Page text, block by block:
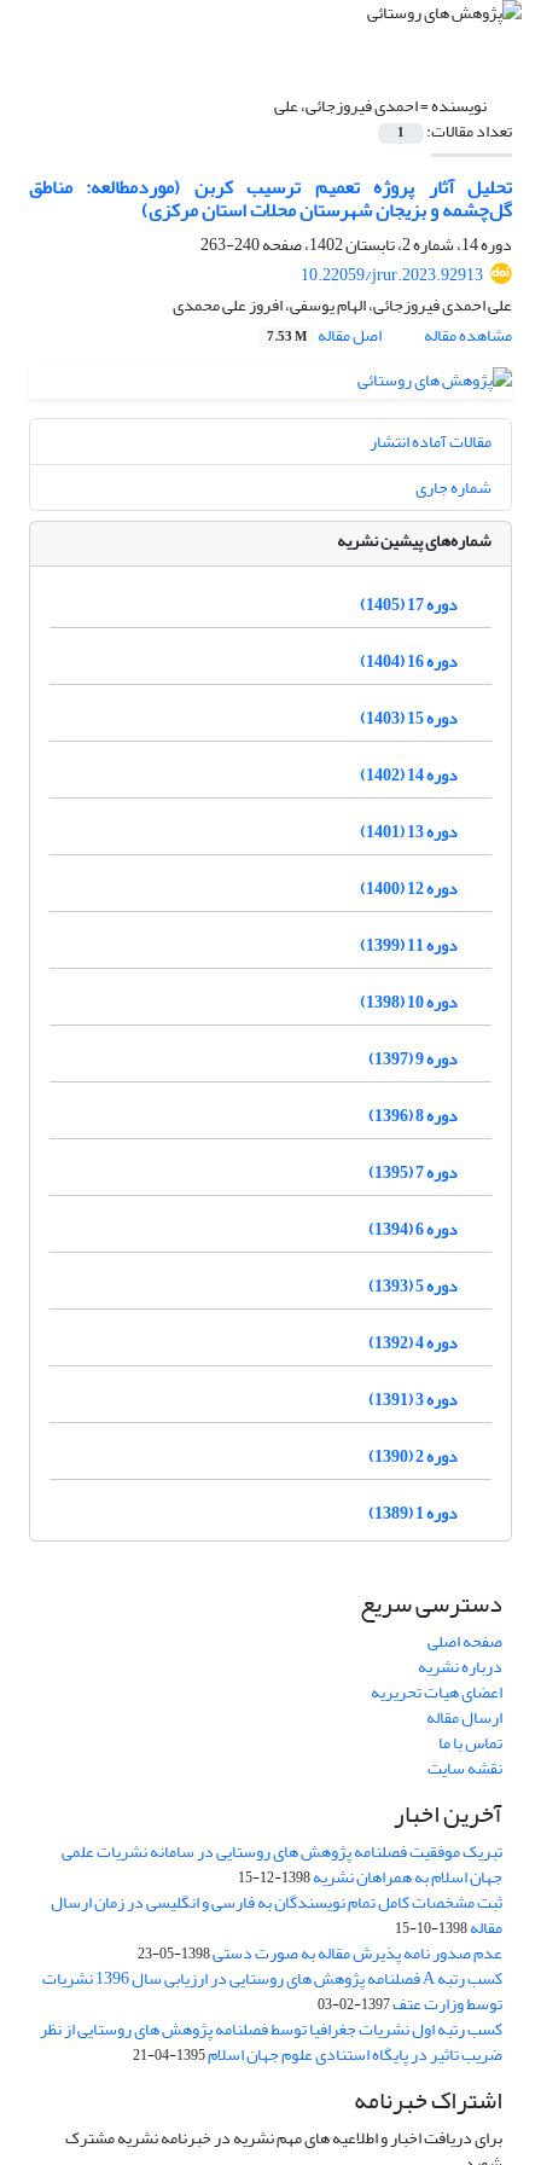
نویسنده =احمدی فیروزجائی، علی
تعداد مقالات: 1
تحلیل آثار پروژه تعمیم ترسیب کربن (موردمطالعه: مناطق
گل‌چشمه و بزیجان شهرستان محلات استان مرکزی)
دوره 14، شماره 2، تابستان 1402، صفحه
240-263
10.22059/jrur.2023.92913
علی احمدی فیروزجائی، الهام یوسفی، افروز علی محمدی
مشاهده مقاله
اصل مقاله 7.53 M
مقالات آماده انتشار
شماره جاری
شماره‌های پیشین نشریه
دوره 17 (1405)
دوره 16 (1404)
دوره 15 (1403)
دوره 14 (1402)
دوره 13 (1401)
دوره 12 (1400)
دوره 11 (1399)
دوره 10 (1398)
دوره 9 (1397)
دوره 8 (1396)
دوره 7 (1395)
دوره 6 (1394)
دوره 5 (1393)
دوره 4 (1392)
دوره 3 (1391)
دوره 2 (1390)
دوره 1 (1389)
دسترسی سریع
صفحه اصلی
درباره نشریه
اعضای هیات تحریریه
ارسال مقاله
تماس با ما
نقشه سایت
آخرین اخبار
تبریک موفقیت فصلنامه پژوهش های روستایی در سامانه نشریات علمی
جهان اسلام به همراهان نشریه1398-12-15
ثبت مشخصات کامل تمام نویسندگان به فارسی و انگلیسی در زمان ارسال
مقاله1398-10-15
عدم صدور نامه پذیرش مقاله به صورت دستی1398-05-23
کسب رتبه A فصلنامه پژوهش های روستایی در ارزیابی سال 1396 نشریات
توسط وزارت عتف1397-02-03
کسب رتبه اول نشریات جغرافیا توسط فصلنامه پژوهش های روستایی از نظر
ضریب تاثیر در پایگاه استنادی علوم جهان اسلام1395-04-21
اشتراک خبرنامه
برای دریافت اخبار و اطلاعیه های مهم نشریه در خبرنامه نشریه مشترک